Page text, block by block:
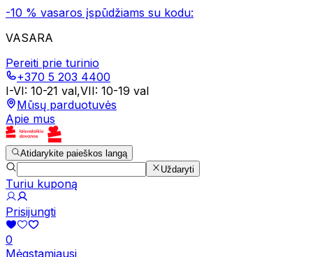
-10 % vasaros įspūdžiams su kodu:
VASARA
Pereiti prie turinio
+370 5 203 4400
I-VI: 10-21 val,VII: 10-19 val
Mūsų parduotuvės
Apie mus
Atidarykite paieškos langą
Uždaryti
Turiu kuponą
Prisijungti
0
Mėgstamiausi